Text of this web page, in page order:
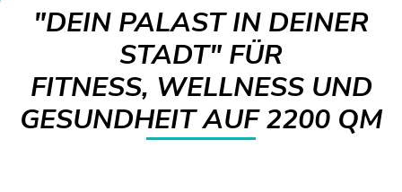
"DEIN PALAST IN DEINER
STADT" FÜR
FITNESS, WELLNESS UND
GESUNDHEIT AUF 2200 QM